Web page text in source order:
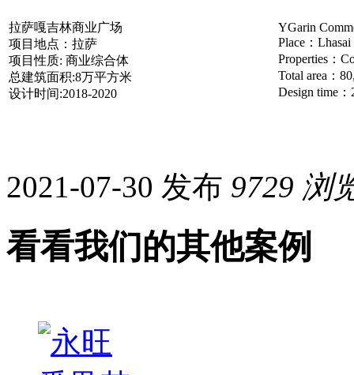
拉萨嘎吉林商业广场
项目地点：拉萨
项目性质: 商业综合体
总建筑面积:8万平方米
设计时间:2018-2020
YGarin
Place：Lhasai
Properties：
Total area：
Design time：
2021-07-30 发布 9729 浏
看看我们的其他案例